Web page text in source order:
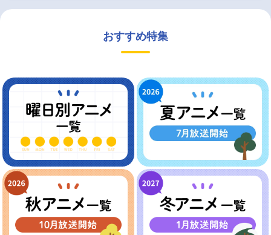
おすすめ特集